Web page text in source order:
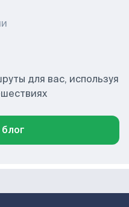
для вас, используя